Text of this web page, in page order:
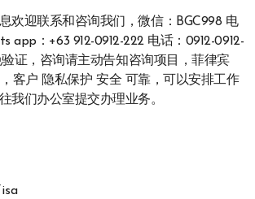
欢迎联系和咨询我们，微信：BGC998 电
app：+63 912-0912-222 电话：0912-0912-
证，咨询请主动告知咨询项目，菲律宾
客户 隐私保护 安全 可靠，可以安排工作
我们办公室提交办理业务。